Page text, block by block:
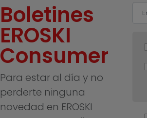
Boletines
EROSKI
Consumer
Para estar al día y no
perderte ninguna
novedad en EROSKI